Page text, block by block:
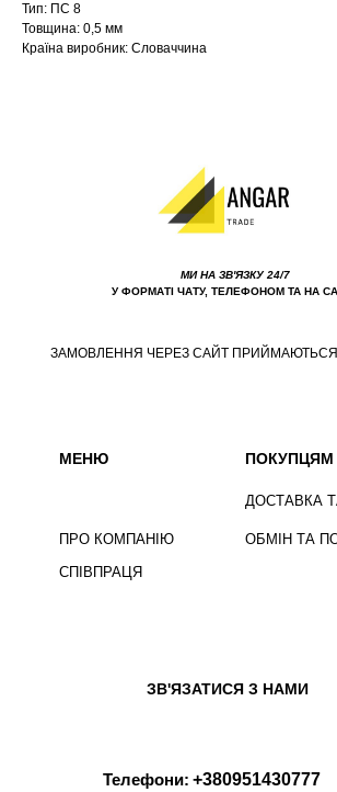
Тип: ПС 8
Товщина: 0,5 мм
Країна виробник: Словаччина
ПРО КОМПАНІЮ
СПІВПРАЦЯ
ДОСТАВКА
ОБМІН ТА
ПОКУПЦЯМ
МИ НА ЗВ'ЯЗКУ 24/7
У ФОРМАТІ ЧАТУ, ТЕЛЕФОНОМ ТА НА
ЗВ'ЯЗАТИСЯ З НАМИ
Телефони:
МЕНЮ
ЗАМОВЛЕННЯ ЧЕРЕЗ САЙТ
+380951430777